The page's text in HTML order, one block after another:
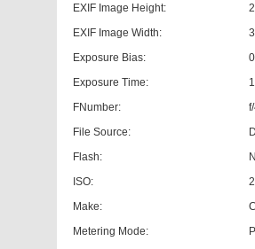
EXIF Image Height:
EXIF Image Width:
Exposure Bias:
Exposure Time:
FNumber:
File Source:
Flash:
ISO:
Make:
Metering Mode: